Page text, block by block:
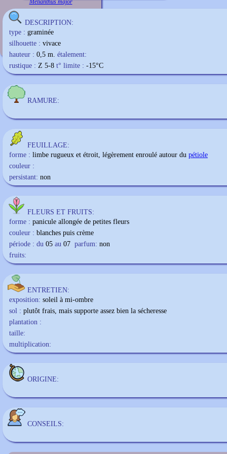
Melianthus major
DESCRIPTION:
type : graminée
silhouette : vivace
hauteur : 0,5 m. étalement:
rustique : Z 5-8 t° limite : -15°C
RAMURE:
FEUILLAGE:
forme : limbe rugueux et étroit, légèrement enroulé autour du pétiole
couleur :
persistant: non
FLEURS ET FRUITS:
forme : panicule allongée de petites fleurs
couleur : blanches puis crème
période : du 05 au 07 parfum: non
fruits:
ENTRETIEN:
exposition: soleil à mi-ombre
sol : plutôt frais, mais supporte assez bien la sécheresse
plantation :
taille:
multiplication:
ORIGINE:
CONSEILS: